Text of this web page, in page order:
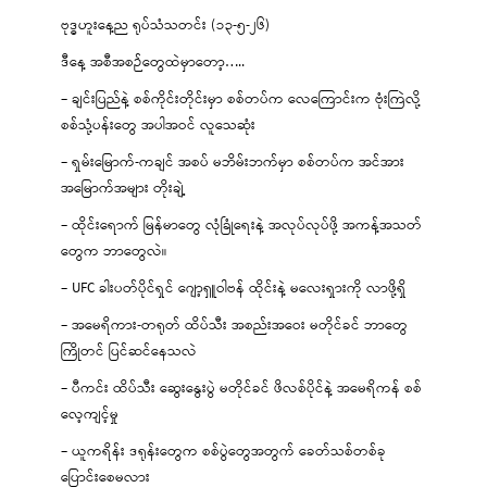
ဗုဒ္ဓဟူးနေ့ည ရုပ်သံသတင်း (၁၃-၅-၂၆)
ဒီနေ့ အစီအစဉ်တွေထဲမှာတော့…..
– ချင်းပြည်နဲ့ စစ်ကိုင်းတိုင်းမှာ စစ်တပ်က လေကြောင်းက ဗုံးကြဲလို့
စစ်သုံ့ပန်းတွေ အပါအဝင် လူသေဆုံး
– ရှမ်းမြောက်-ကချင် အစပ် မဘိမ်းဘက်မှာ စစ်တပ်က အင်အား
အမြောက်အများ တိုးချဲ့
– ထိုင်းရောက် မြန်မာတွေ လုံခြုံရေးနဲ့ အလုပ်လုပ်ဖို့ အကန့်အသတ်
တွေက ဘာတွေလဲ။
– UFC ခါးပတ်ပိုင်ရှင် ဂျော့ရှူဝါဗန် ထိုင်းနဲ့ မလေးရှားကို လာဖို့ရှိ
– အမေရိကား-တရုတ် ထိပ်သီး အစည်းအဝေး မတိုင်ခင် ဘာတွေ
ကြိုတင် ပြင်ဆင်နေသလဲ
– ပီကင်း ထိပ်သီး ဆွေးနွေးပွဲ မတိုင်ခင် ဖိလစ်ပိုင်နဲ့ အမေရိကန် စစ်
လေ့ကျင့်မှု
– ယူကရိန်း ဒရုန်းတွေက စစ်ပွဲတွေအတွက် ခေတ်သစ်တစ်ခု
ပြောင်းစေမလား